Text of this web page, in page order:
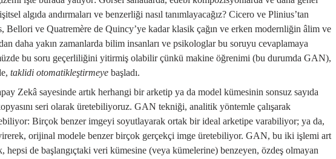
algıda andırmaları ve benzerliği nasıl tanımlayacağız? Cicero ve Plinius’tan
Bellori ve Quatremère de Quincy’ye kadar klasik çağın ve erken modernliğin âlim ve
daha yakın zamanlarda bilim insanları ve psikologlar bu soruyu cevaplamaya
bu soru geçerliliğini yitirmiş olabilir çünkü makine öğrenimi (bu durumda GAN),
taklidi otomatikleştirmeye başladı.
Zekâ sayesinde artık herhangi bir arketip ya da model kümesinin sonsuz sayıda
seri olarak üretebiliyoruz. GAN tekniği, analitik yöntemle çalışarak
Birçok benzer imgeyi soyutlayarak ortak bir ideal arketipe varabiliyor; ya da,
orijinal modele benzer birçok gerçekçi imge üretebiliyor. GAN, bu iki işlemi art
hepsi de başlangıçtaki veri kümesine (veya kümelerine) benzeyen, özdeş olmayan